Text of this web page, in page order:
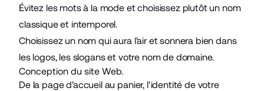
Évitez les mots à la mode et choisissez plutôt un nom
classique et intemporel.
Choisissez un nom qui aura l'air et sonnera bien dans
les logos, les slogans et votre nom de domaine.
Conception du site Web.
De la page d'accueil au panier, l'identité de votre